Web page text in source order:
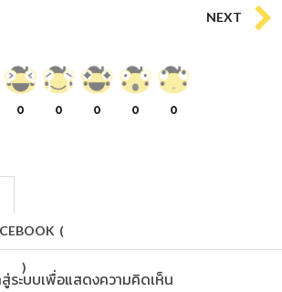
NEXT
0 0 0 0 0
(
)
สู่ระบบเพื่อแสดงความคิดเห็น